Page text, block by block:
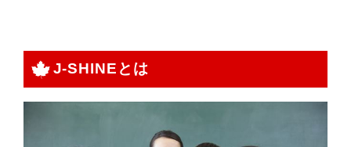
J-SHINEとは